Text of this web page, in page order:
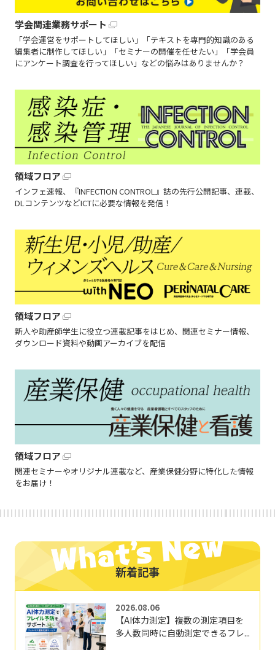
学会関連業務サポート
「学会運営をサポートしてほしい」「テキストを専門的知識のある
編集者に制作してほしい」「セミナーの開催を任せたい」「学会員
にアンケート調査を行ってほしい」などの悩みはありませんか？
領域フロア
インフェ速報、『INFECTION CONTROL』誌の先行公開記事、連載、
DLコンテンツなどICTに必要な情報を発信！
領域フロア
新人や助産師学生に役立つ連載記事をはじめ、関連セミナー情報、
ダウンロード資料や動画アーカイブを配信
領域フロア
関連セミナーやオリジナル連載など、産業保健分野に特化した情報
をお届け！
新着記事
2026.08.06
【AI体力測定】複数の測定項目を
多人数同時に自動測定できるフレ...